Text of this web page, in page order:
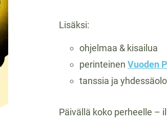
Lisäksi:
ohjelmaa & kisailua
perinteinen Vuoden
tanssia ja
Päivällä koko perheelle –